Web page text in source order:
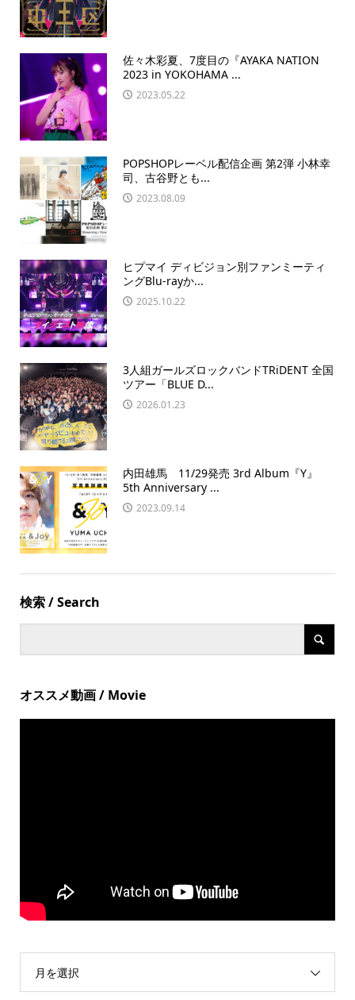
佐々木彩夏、7度目の『AYAKA NATION
2023 in YOKOHAMA ...
2023.05.22
POPSHOPレーベル配信企画 第2弾 小林幸
司、古谷野とも...
2023.08.09
ヒプマイ ディビジョン別ファンミーティ
ングBlu-rayか...
2025.10.22
3人組ガールズロックバンドTRiDENT 全国
ツアー「BLUE D...
2026.01.23
内田雄馬 11/29発売 3rd Album『Y』
5th Anniversary ...
2023.09.14
検索 / Search
オススメ動画 / Movie
月を選択